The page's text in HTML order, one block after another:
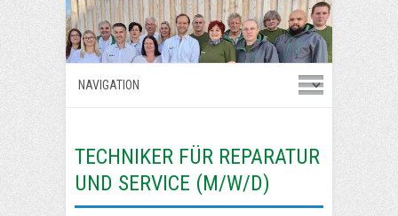
TECHNIKER FÜR REPARATUR
UND SERVICE (M/W/D)